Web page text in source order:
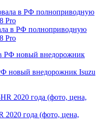
в РФ полноприводную
Pro
новый внедорожник Isuzu
2020 года (фото, цена,